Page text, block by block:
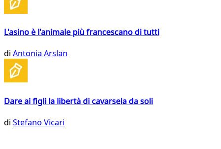
L'asino è l'animale più francescano di tutti
di Antonia Arslan
Dare ai figli la libertà di cavarsela da soli
di Stefano Vicari